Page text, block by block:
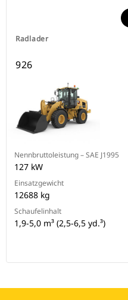
Radlader
926
Nennbruttoleistung – SAE J1995
127 kW
Einsatzgewicht
12688 kg
Schaufelinhalt
1,9-5,0 m³ (2,5-6,5 yd.³)